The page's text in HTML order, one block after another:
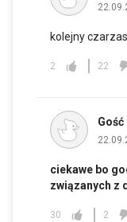
kolejny
2 22
Gość
ciekawe bo
związanych z
30 2